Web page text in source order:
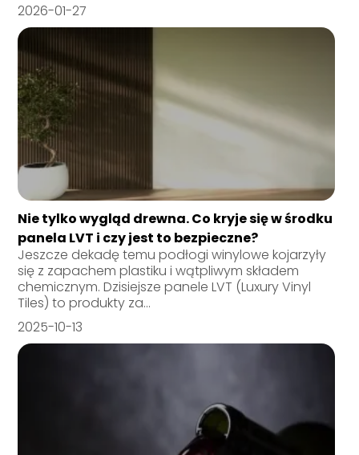
2026-01-27
Nie tylko wygląd drewna. Co kryje się w środku
panela LVT i czy jest to bezpieczne?
Jeszcze dekadę temu podłogi winylowe kojarzyły
się z zapachem plastiku i wątpliwym składem
chemicznym. Dzisiejsze panele LVT (Luxury Vinyl
Tiles) to produkty za...
2025-10-13